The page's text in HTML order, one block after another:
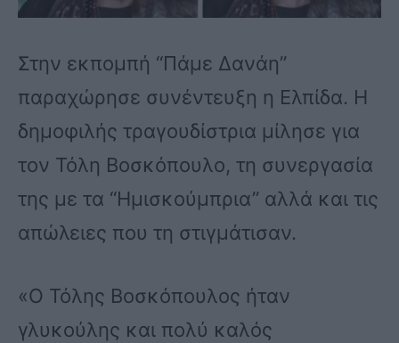
Στην εκπομπή “Πάμε Δανάη”
παραχώρησε συνέντευξη η Ελπίδα. Η
δημοφιλής τραγουδίστρια μίλησε για
τον Τόλη Βοσκόπουλο, τη συνεργασία
της με τα “Ημισκούμπρια” αλλά και τις
απώλειες που τη στιγμάτισαν.
«Ο Τόλης Βοσκόπουλος ήταν
γλυκούλης και πολύ καλός